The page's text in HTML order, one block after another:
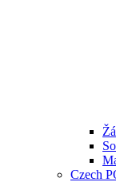
Czech